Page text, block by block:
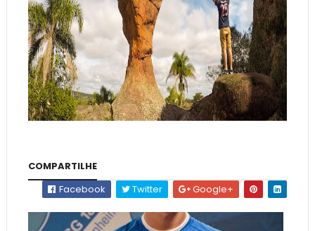
COMPARTILHE
Facebook
Twitter Google+